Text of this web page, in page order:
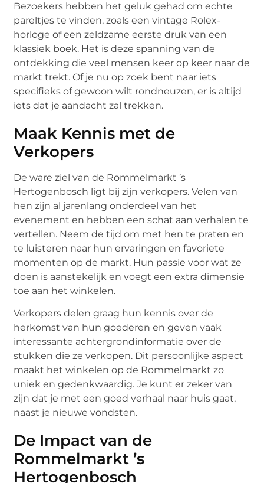
Bezoekers hebben het geluk gehad om echte
pareltjes te vinden, zoals een vintage Rolex-
horloge of een zeldzame eerste druk van een
klassiek boek. Het is deze spanning van de
ontdekking die veel mensen keer op keer naar de
markt trekt. Of je nu op zoek bent naar iets
specifieks of gewoon wilt rondneuzen, er is altijd
iets dat je aandacht zal trekken.
Maak Kennis met de
Verkopers
De ware ziel van de Rommelmarkt ’s
Hertogenbosch ligt bij zijn verkopers. Velen van
hen zijn al jarenlang onderdeel van het
evenement en hebben een schat aan verhalen te
vertellen. Neem de tijd om met hen te praten en
te luisteren naar hun ervaringen en favoriete
momenten op de markt. Hun passie voor wat ze
doen is aanstekelijk en voegt een extra dimensie
toe aan het winkelen.
Verkopers delen graag hun kennis over de
herkomst van hun goederen en geven vaak
interessante achtergrondinformatie over de
stukken die ze verkopen. Dit persoonlijke aspect
maakt het winkelen op de Rommelmarkt zo
uniek en gedenkwaardig. Je kunt er zeker van
zijn dat je met een goed verhaal naar huis gaat,
naast je nieuwe vondsten.
De Impact van de
Rommelmarkt ’s
Hertogenbosch